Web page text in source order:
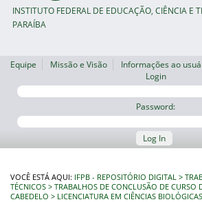
INSTITUTO FEDERAL DE EDUCAÇÃO, CIÊNCIA E
PARAÍBA
Equipe Missão e Visão Informações ao
Login
Password:
Log In
VOCÊ ESTÁ AQUI: IFPB - REPOSITÓRIO DIGITAL
TÉCNICOS
TRABALHOS DE CONCLUSÃO DE CURSO
CABEDELO
LICENCIATURA EM CIÊNCIAS BIOLÓGICAS